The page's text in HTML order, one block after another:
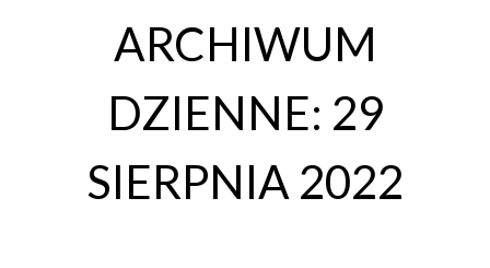
ARCHIWUM
DZIENNE: 29
SIERPNIA 2022